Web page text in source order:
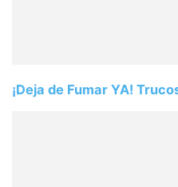
¡Deja de Fumar YA!